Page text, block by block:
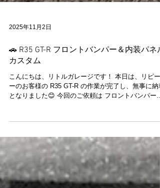
2025年11月2日
🚗 R35 GT-R フロントバンパー＆内装パネル
ーのお客様の R35 GT-R の作業が完了し、無事に納車
となりました😊 今回のご依頼は フロントバンパー交
作業内容 ・フロントバンパー交換・内装パネル塗装
（ボディ同色レッド仕上げ） 統一感のある鮮やかな
が、GT-Rの迫力あるスタイルをより際立たせます🔥